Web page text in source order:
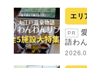
エリ
PR
語わ